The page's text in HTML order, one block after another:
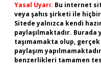
Yasal Uyarı: Bu internet
veya şahıs şirketi ile
Sitede yalnızca kendi
paylaşılmaktadır.
taşımamakta olup,
paylaşım
benzerlikleri tamamen